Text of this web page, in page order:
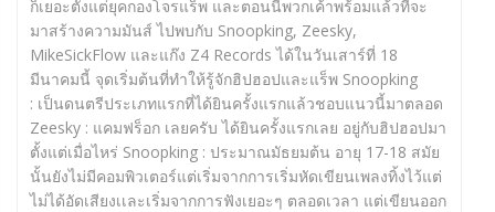
ก็เยอะตั้งแต่ยุคกองโจรแร็พ และตอนนี้พวกเค้าพร้อมแล้วที่จะ
มาสร้างความมันส์ ไปพบกับ Snoopking, Zeesky,
MikeSickFlow และแก๊ง Z4 Records ได้ในวันเสาร์ที่ 18
มีนาคมนี้ จุดเริ่มต้นที่ทำให้รู้จักฮิปฮอปและแร็พ Snoopking
: เป็นดนตรีประเภทแรกที่ได้ยินครั้งแรกแล้วชอบแนวนี้มาตลอด
Zeesky : แคมฟร็อก เลยครับ ได้ยินครั้งแรกเลย อยู่กับฮิปฮอปมา
ตั้งแต่เมื่อไหร่ Snoopking : ประมาณมัธยมต้น อายุ 17-18 สมัย
นั้นยังไม่มีคอมพิวเตอร์แต่เริ่มจากการเริ่มหัดเขียนเพลงทิ้งไว้แต่
ไม่ได้อัดเสียงเเละเริ่มจากการฟังเยอะๆ ตลอดเวลา แต่เขียนออก